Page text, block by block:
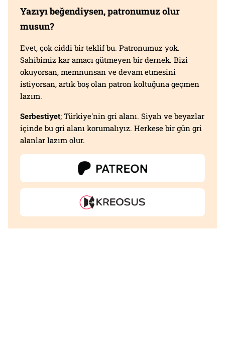
Yazıyı beğendiysen, patronumuz olur
musun?
Evet, çok ciddi bir teklif bu. Patronumuz yok.
Sahibimiz kar amacı gütmeyen bir dernek. Bizi
okuyorsan, memnunsan ve devam etmesini
istiyorsan, artık boş olan patron koltuğuna geçmen
lazım.
Serbestiyet; Türkiye'nin gri alanı. Siyah ve beyazlar
içinde bu gri alanı korumalıyız. Herkese bir gün gri
alanlar lazım olur.